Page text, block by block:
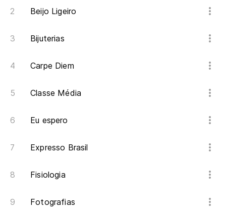
Beijo Ligeiro
Bijuterias
Carpe Diem
Classe Média
Eu espero
Expresso Brasil
Fisiologia
Fotografias